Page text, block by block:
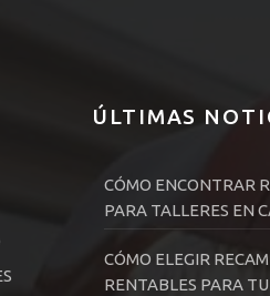
ÚLTIMAS
CÓMO ENCONTRAR
PARA TALLERES EN
CÓMO ELEGIR
RENTABLES PARA